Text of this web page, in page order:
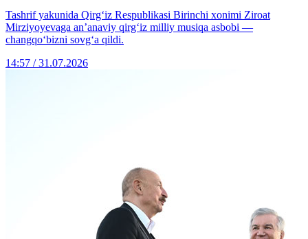
Tashrif yakunida Qirg‘iz Respublikasi Birinchi xonimi Ziroat
Mirziyoyevaga an’anaviy qirg‘iz milliy musiqa asbobi —
changqo‘bizni sovg‘a qildi.
14:57 / 31.07.2026